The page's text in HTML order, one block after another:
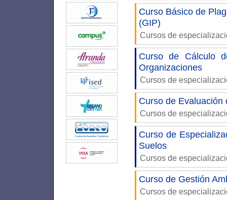
Curso Básico de
(GIP)
Cursos de
Curso de Cálculo
Organizaciones
Cursos de
Curso de Evaluación
Cursos de
Curso de
Suelos
Cursos de
Curso de Gestión
Cursos de